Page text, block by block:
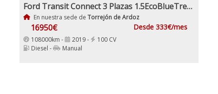
Ford Transit Connect 3 Plazas 1.5EcoBlueTrend 210 L2 4 Puertas 100Cv IVA y Garantía Inc Etiqueta C
En nuestra sede de Torrejón de Ardoz
16950€ Desde 333€/mes
108000km - 2019 -
100 CV
Diesel -
Manual